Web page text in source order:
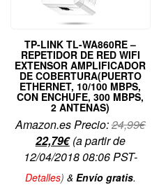
TP-LINK TL-WA860RE –
REPETIDOR DE RED WIFI
EXTENSOR AMPLIFICADOR
DE COBERTURA(PUERTO
ETHERNET, 10/100 MBPS,
CON ENCHUFE, 300 MBPS,
2 ANTENAS)
Amazon.es Precio:24,99€El
22,79€El
precio
actual
(a partir de
12/04/2018 08:06 PST-
Detalles) & Envío gratis.